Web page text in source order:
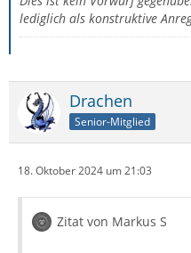
lediglich als konstruktive
Drachen
Senior-Mitglied
18. Oktober 2024 um 21:03
Zitat von Markus S